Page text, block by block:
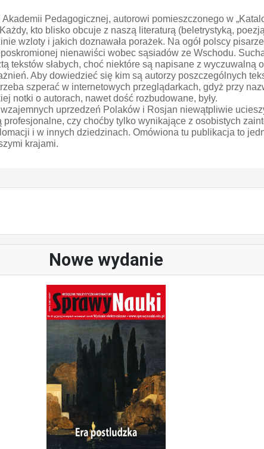
Nowe wydanie
Pedagogicznej, autorowi pomieszczonego w
kto blisko obcuje z naszą literaturą (beletrystyką,
wzloty i jakich doznawała porażek. Na ogół polscy
nienawiści wobec sąsiadów ze Wschodu.
tekstów słabych, choć niektóre są napisane z
Aby dowiedzieć się kim są autorzy poszczególnych
szperać w internetowych przeglądarkach, gdyż przy
notki o autorach, nawet dość rozbudowane, były.
uprzedzeń Polaków i Rosjan niewątpliwie
czy choćby tylko wynikające z osobistych
i w innych dziedzinach. Omówiona tu publikacja to
krajami.